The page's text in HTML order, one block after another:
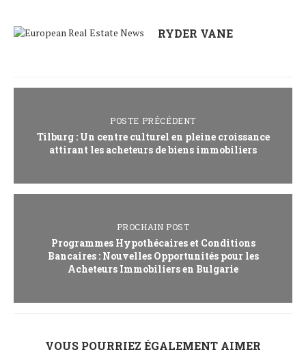
RYDER VANE
POSTE PRÉCÉDENT
Tilburg : Un centre culturel en pleine croissance
attirant les acheteurs de biens immobiliers
PROCHAIN POST
Programmes Hypothécaires et Conditions
Bancaires : Nouvelles Opportunités pour les
Acheteurs Immobiliers en Bulgarie
VOUS POURRIEZ ÉGALEMENT AIMER